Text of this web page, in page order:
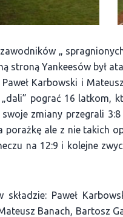
„
stroną Yankeesów był
Karbowski i
pograć 16 latkom,
zmiany przegrali
porażkę ale z nie takich
na 12:9 i kolejne
Paweł
Banach, Bartosz